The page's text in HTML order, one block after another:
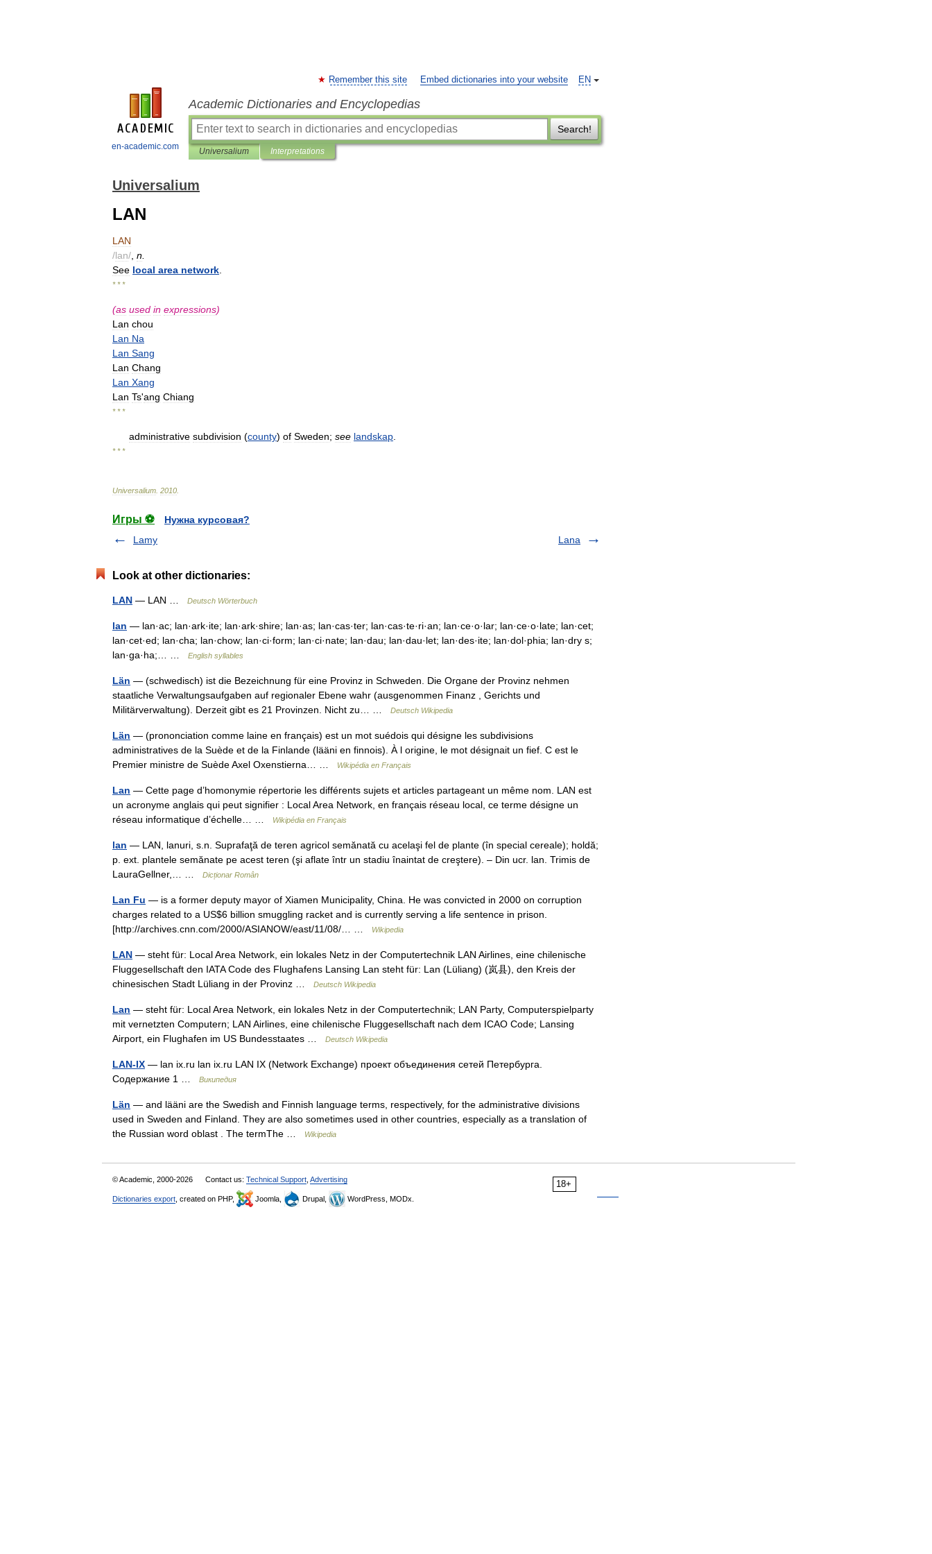
en-academic.com
EN
Remember this site Embed dictionaries into your website
Academic Dictionaries and Encyclopedias
Search!
Universalium Interpretations
Universalium
LAN
LAN
/lan/ n
See local area network
* * *
(as used in expressions)
Lan chou
Lan Na
Lan Sang
Lan Chang
Lan Xang
Lan Ts'ang Chiang
* * *
administrative subdivision (county) of Sweden; see landskap
* * *
Universalium 2010
Игры ⚽
Нужна курсовая?
Lamy
Lana
Look at other dictionaries:
LAN — LAN … Deutsch Wörterbuch
lan — lan·ac; lan·ark·ite; lan·ark·shire; lan·as; lan·cas·ter; lan·cas·te·ri·an; lan·ce·o·lar; lan·ce·o·late; lan·cet;
lan·cet·ed; lan·cha; lan·chow; lan·ci·form; lan·ci·nate; lan·dau; lan·dau·let; lan·des·ite; lan·dol·phia; lan·dry s;
lan·ga·ha;… …
English syllables
Län — (schwedisch) ist die Bezeichnung für eine Provinz in Schweden. Die Organe der Provinz nehmen
staatliche Verwaltungsaufgaben auf regionaler Ebene wahr (ausgenommen Finanz , Gerichts und
Militärverwaltung). Derzeit gibt es 21 Provinzen. Nicht zu… …
Deutsch Wikipedia
Län — (prononciation comme laine en français) est un mot suédois qui désigne les subdivisions
administratives de la Suède et de la Finlande (lääni en finnois). À l origine, le mot désignait un fief. C est le
Premier ministre de Suède Axel Oxenstierna… …
Wikipédia en Français
Lan — Cette page d’homonymie répertorie les différents sujets et articles partageant un même nom. LAN est
un acronyme anglais qui peut signifier : Local Area Network, en français réseau local, ce terme désigne un
réseau informatique d’échelle… …
Wikipédia en Français
lan — LAN, lanuri, s.n. Suprafaţă de teren agricol semănată cu acelaşi fel de plante (în special cereale); holdă;
p. ext. plantele semănate pe acest teren (şi aflate într un stadiu înaintat de creştere). – Din ucr. lan. Trimis de
LauraGellner,… …
Dicționar Român
Lan Fu — is a former deputy mayor of Xiamen Municipality, China. He was convicted in 2000 on corruption
charges related to a US$6 billion smuggling racket and is currently serving a life sentence in prison.
[http://archives.cnn.com/2000/ASIANOW/east/11/08/… …
Wikipedia
LAN — steht für: Local Area Network, ein lokales Netz in der Computertechnik LAN Airlines, eine chilenische
Fluggesellschaft den IATA Code des Flughafens Lansing Lan steht für: Lan (Lüliang) (岚县), den Kreis der
chinesischen Stadt Lüliang in der Provinz …
Deutsch Wikipedia
Lan — steht für: Local Area Network, ein lokales Netz in der Computertechnik; LAN Party, Computerspielparty
mit vernetzten Computern; LAN Airlines, eine chilenische Fluggesellschaft nach dem ICAO Code; Lansing
Airport, ein Flughafen im US Bundesstaates …
Deutsch Wikipedia
LAN-IX — lan ix.ru lan ix.ru LAN IX (Network Exchange) проект объединения сетей Петербурга.
Содержание 1 …
Википедия
Län — and lääni are the Swedish and Finnish language terms, respectively, for the administrative divisions
used in Sweden and Finland. They are also sometimes used in other countries, especially as a translation of
the Russian word oblast . The termThe …
Wikipedia
18+
© Academic, 2000-2026 Contact us: Technical Support Advertising
Dictionaries export , created on PHP, Joomla, Drupal, WordPress, MODx.